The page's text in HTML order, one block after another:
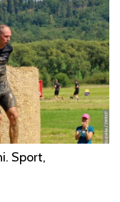
Sport,